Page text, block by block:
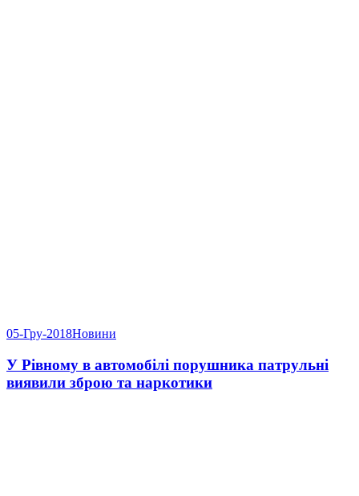
05-Гру-2018Новини
У Рівному в автомобілі порушника патрульні
виявили зброю та наркотики